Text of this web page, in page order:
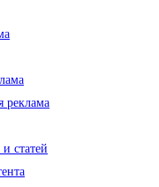
реклама
статей